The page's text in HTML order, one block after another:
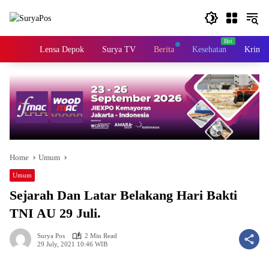
HomeLensa Depok Surya TV Berita Kesehatan
Home Umum
Umum
Sejarah Dan Latar Belakang Hari Bakti
TNI AU 29 Juli.
Surya Pos
2 Min Read
29 July, 2021 10:46 WIB